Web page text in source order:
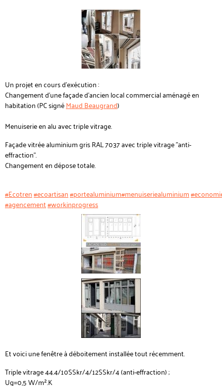
Un projet en cours d'exécution :
Changement d'une façade d'ancien local commercial aménagé en
habitation (PC signéMaud Beaugrand)
Menuiserie en alu avec triple vitrage.
Façade vitrée aluminium gris RAL 7037 avec triple vitrage "anti-
effraction".
Changement en dépose totale.
#Ecotren#ecoartisan#portealuminium#menuiseriealuminium
#agencement#workinprogress
Et voici une fenêtre à déboitement installée tout récemment.
Triple vitrage 44.4/10SSkr/4/12SSkr/4 (anti-effraction) ;
Ug=0,5 W/m².K